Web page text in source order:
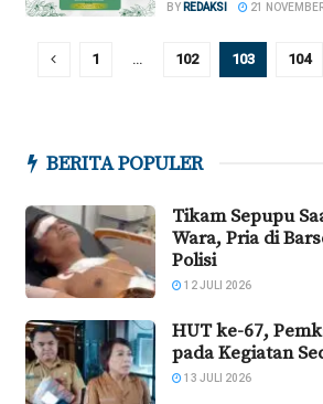
BY REDAKSI 21
1 … 102 103 104
BERITA POPULER
Tikam Sepupu
Wara, Pria di
Polisi
12 JULI 2026
HUT ke-67,
pada Kegiatan
13 JULI 2026